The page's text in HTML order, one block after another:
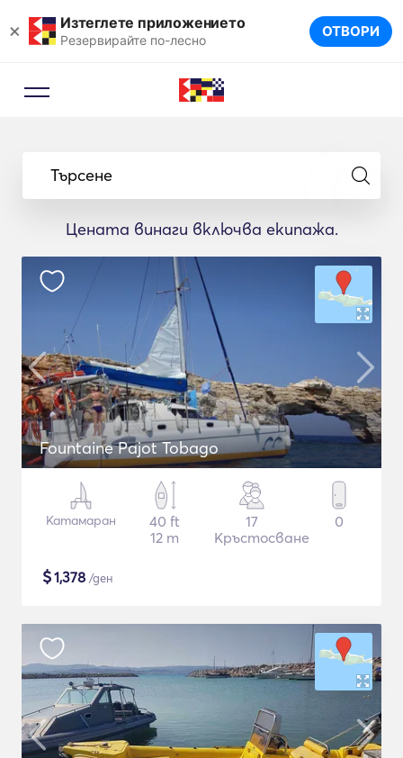
× Изтеглете приложението
Резервирайте по-лесно ОТВОРИ
Търсене
Цената винаги включва екипажа.
Fountaine Pajot Tobago
Катамаран
40 ft
12 m
17
Кръстосване
0
$1,378 /ден